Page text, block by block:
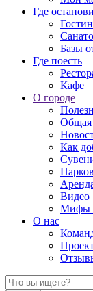
Где
Базы
Где поесть
Кафе
О городе
Общая
Как
Видео
Мифы
О нас